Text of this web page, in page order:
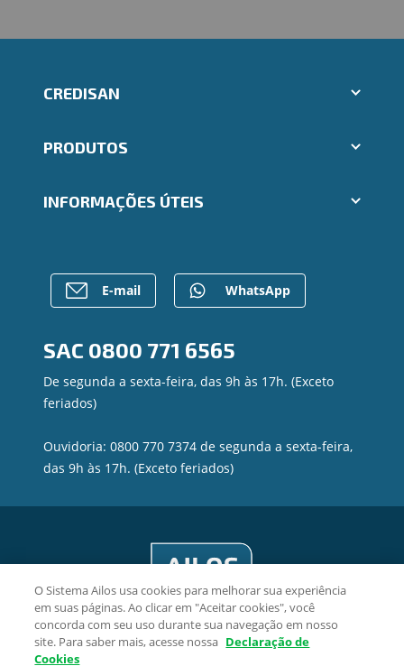
CREDISAN
Trabalhe Conosco
Notícias
Mapa do site
PRODUTOS
Consórcios
Para empresas
INFORMAÇÕES ÚTEIS
Caixa Eletrônico
Regularização de dívidas
Canal de Ética
E-mail WhatsApp
SAC 0800 771 6565
De segunda a sexta-feira, das 9h às 17h. (Exceto
feriados)
Ouvidoria: 0800 770 7374 de segunda a sexta-feira,
das 9h às 17h. (Exceto feriados)
O Sistema Ailos usa cookies para melhorar sua experiência
em suas páginas. Ao clicar em "Aceitar cookies", você
concorda com seu uso durante sua navegação em nosso
site. Para saber mais, acesse nossa Declaração de
Cookies